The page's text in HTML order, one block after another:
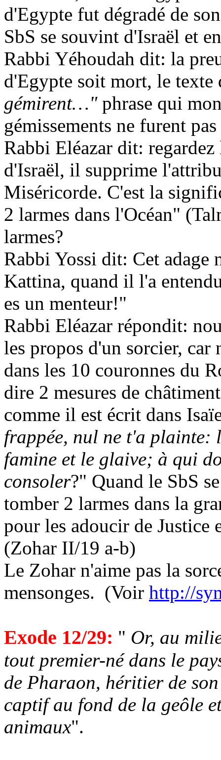
d'Egypte fut dégradé de
SbS se souvint d'Israël et
Rabbi Yéhoudah dit: la
d'Egypte soit mort, le texte
gémirent…" phrase qui
gémissements ne furent
Rabbi Eléazar dit:
d'Israël, il supprime
Miséricorde. C'est la
2 larmes dans l'Océan"
larmes?
Rabbi Yossi dit: Cet adage
Kattina, quand il l'a
es un menteur!"
Rabbi Eléazar répondit:
les propos d'un sorcier, car
dans les 10 couronnes du
dire 2 mesures de
comme il est écrit dans
frappée, nul ne t'a plainte:
famine et le glaive; à qui
consoler?" Quand le SbS
tomber 2 larmes dans la
pour les adoucir de Justice
(Zohar II/19 a-b)
Le Zohar n'aime pas la
mensonges. (Voir http://
Exode 12/29: " Or, au
tout premier-né dans le
de Pharaon, héritier de
captif au fond de la geôle
animaux".